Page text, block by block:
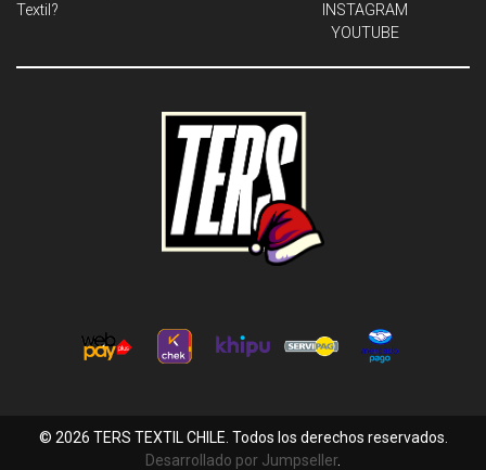
Textil?
INSTAGRAM
YOUTUBE
© 2026 TERS TEXTIL CHILE. Todos los derechos reservados.
Desarrollado por Jumpseller.